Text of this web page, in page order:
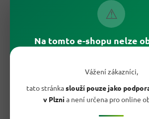
⚠
Na tomto e-shopu nelze
Vážení zákazníci,
tato stránkaslouží pouze jako
v Plznia není určena pro online